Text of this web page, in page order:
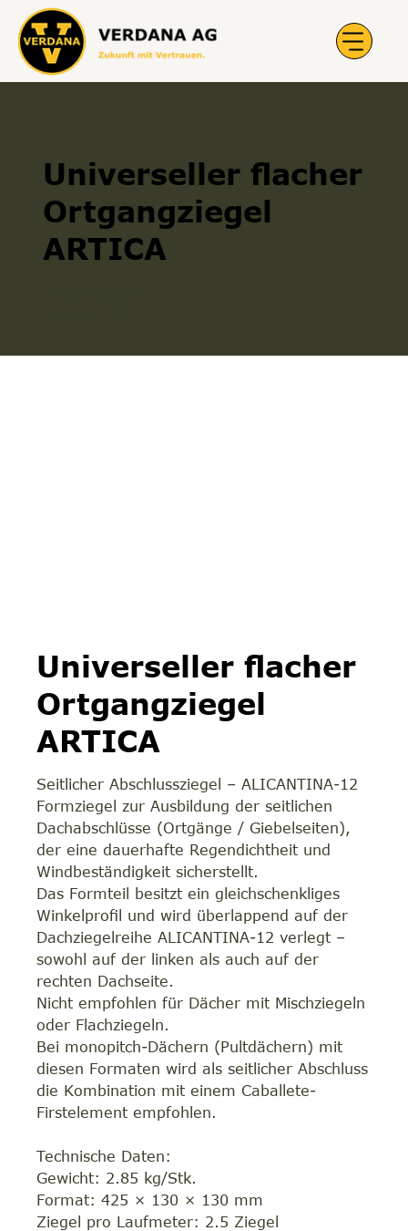
Universeller flacher
Ortgangziegel
ARTICA
Universeller flacher
Ortgangziegel
ARTICA
Seitlicher Abschlussziegel – ALICANTINA-12
Formziegel zur Ausbildung der seitlichen
Dachabschlüsse (Ortgänge / Giebelseiten),
der eine dauerhafte Regendichtheit und
Windbeständigkeit sicherstellt.
Das Formteil besitzt ein gleichschenkliges
Winkelprofil und wird überlappend auf der
Dachziegelreihe ALICANTINA-12 verlegt –
sowohl auf der linken als auch auf der
rechten Dachseite.
Nicht empfohlen für Dächer mit Mischziegeln
oder Flachziegeln.
Bei monopitch-Dächern (Pultdächern) mit
diesen Formaten wird als seitlicher Abschluss
die Kombination mit einem Caballete-
Firstelement empfohlen.
Technische Daten:
Gewicht: 2.85 kg/Stk.
Format: 425 × 130 × 130 mm
Ziegel pro Laufmeter: 2.5 Ziegel